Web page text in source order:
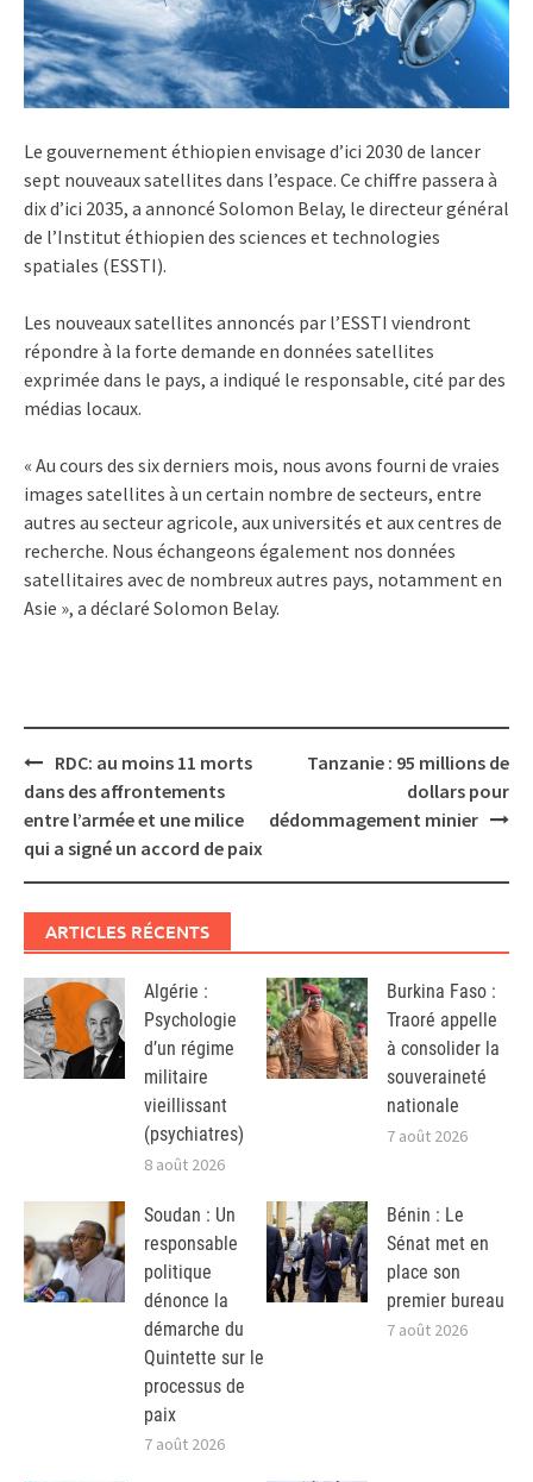
Le gouvernement éthiopien envisage d’ici 2030 de lancer
sept nouveaux satellites dans l’espace. Ce chiffre passera à
dix d’ici 2035, a annoncé Solomon Belay, le directeur général
de l’Institut éthiopien des sciences et technologies
spatiales (ESSTI).
Les nouveaux satellites annoncés par l’ESSTI viendront
répondre à la forte demande en données satellites
exprimée dans le pays, a indiqué le responsable, cité par des
médias locaux.
« Au cours des six derniers mois, nous avons fourni de vraies
images satellites à un certain nombre de secteurs, entre
autres au secteur agricole, aux universités et aux centres de
recherche. Nous échangeons également nos données
satellitaires avec de nombreux autres pays, notamment en
Asie », a déclaré Solomon Belay.
Post
navigation
RDC: au moins 11 morts
dans des affrontements
entre l’armée et une milice
qui a signé un accord de paix
Tanzanie : 95 millions de
dollars pour
dédommagement minier
ARTICLES RÉCENTS
Algérie :
Psychologie
d’un régime
militaire
vieillissant
(psychiatres)
8 août 2026
Burkina Faso :
Traoré appelle
à consolider la
souveraineté
nationale
7 août 2026
Soudan : Un
responsable
politique
dénonce la
démarche du
Quintette sur le
processus de
paix
7 août 2026
Bénin : Le
Sénat met en
place son
premier bureau
7 août 2026